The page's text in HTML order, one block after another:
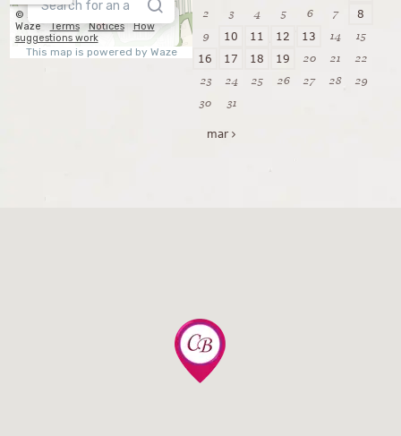
2 3 4 5 6 7 8
9 10 11 12 13 14 15
16 17 18 19 20 21
22
23
24 25 26 27 28
29
30
31
mar